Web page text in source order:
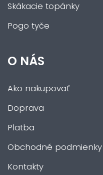
Skákacie topánky
Pogo tyče
O NÁS
Ako nakupovať
Doprava
Platba
Obchodné podmienky
Kontakty